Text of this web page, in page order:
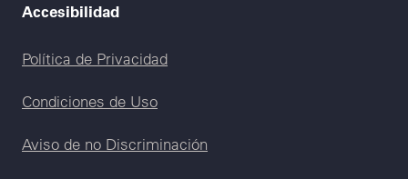
Accesibilidad
Legal menu
Política de Privacidad
Condiciones de Uso
Aviso de no Discriminación